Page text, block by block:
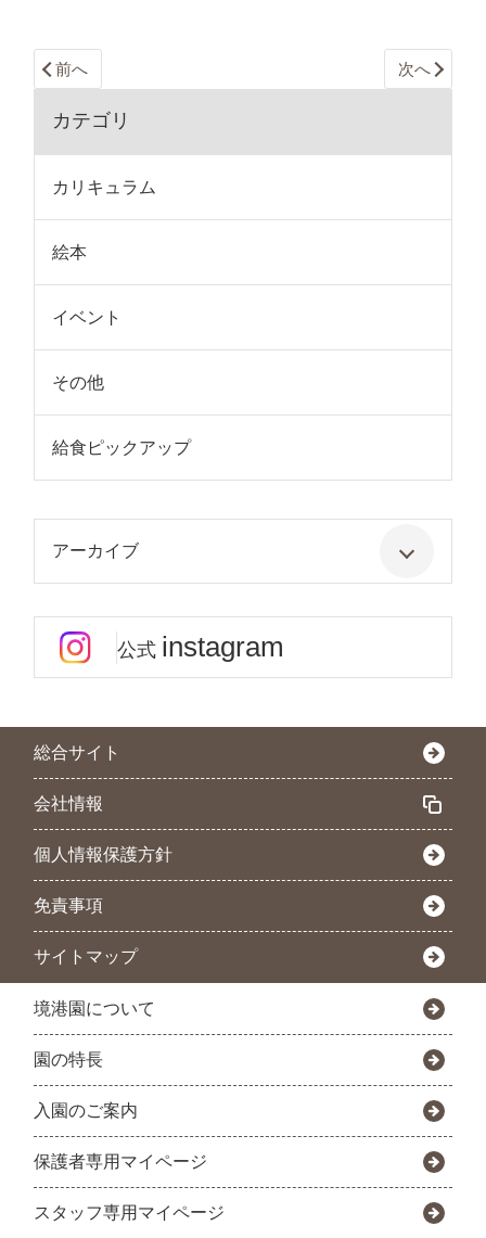
前へ 次へ
カテゴリ
カリキュラム
絵本
イベント
その他
給食ピックアップ
アーカイブ
公式 instagram
総合サイト
会社情報
個人情報保護方針
免責事項
サイトマップ
境港園について
園の特長
入園のご案内
保護者専用マイページ
スタッフ専用マイページ